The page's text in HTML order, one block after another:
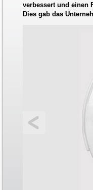
verbessert und einen
Dies gab das